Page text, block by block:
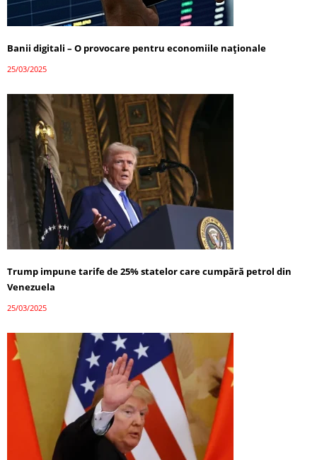
Banii digitali – O provocare pentru economiile naționale
25/03/2025
Trump impune tarife de 25% statelor care cumpără petrol din
Venezuela
25/03/2025